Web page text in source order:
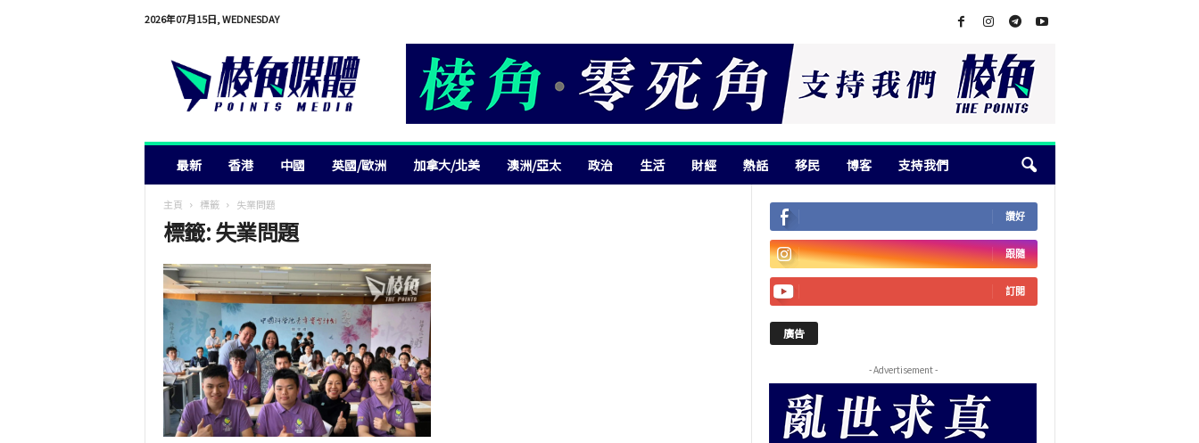
2026年07月15日, WEDNESDAY
最新 香港 中國 英國/歐洲 加拿大/北美 澳洲/亞太 政治 生活 財經 熱話 移民 博客 支持我們
主頁 標籤 失業問題
標籤: 失業問題 讚好
跟隨
訂閱
廣告
- Advertisement -